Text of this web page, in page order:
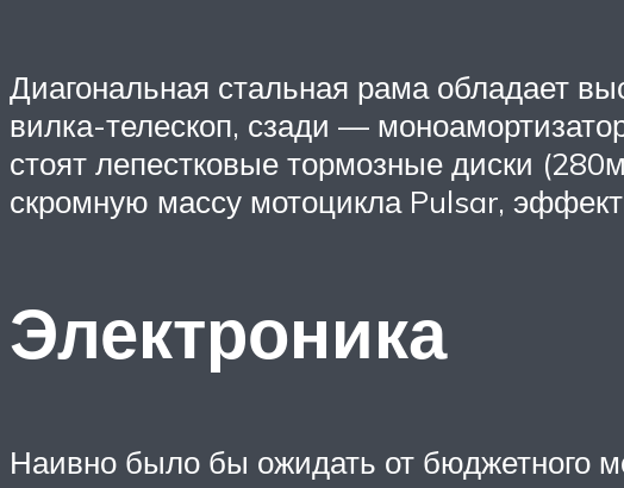
Диагональная стальная рама обладает
вилка-телескоп, сзади —
стоят лепестковые тормозные диски
скромную массу мотоцикла Pulsar,
Электроника
Наивно было бы ожидать от бюджетного